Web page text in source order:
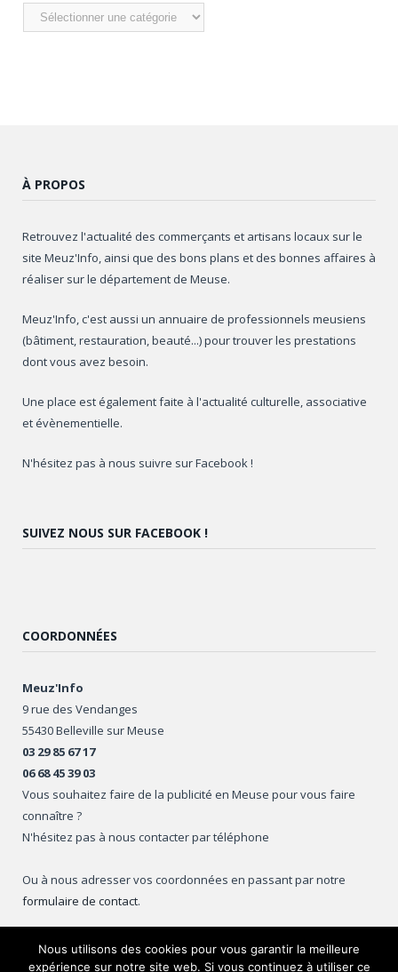
Nos
articles
À PROPOS
Retrouvez l'actualité des commerçants et artisans locaux sur le
site Meuz'Info, ainsi que des bons plans et des bonnes affaires à
réaliser sur le département de Meuse.
Meuz'Info, c'est aussi un annuaire de professionnels meusiens
(bâtiment, restauration, beauté...) pour trouver les prestations
dont vous avez besoin.
Une place est également faite à l'actualité culturelle, associative
et évènementielle.
N'hésitez pas à nous suivre sur Facebook !
SUIVEZ NOUS SUR FACEBOOK !
COORDONNÉES
Meuz'Info
9 rue des Vendanges
55430 Belleville sur Meuse
03 29 85 67 17
06 68 45 39 03
Vous souhaitez faire de la publicité en Meuse pour vous faire
connaître ?
N'hésitez pas à nous contacter par téléphone
Ou à nous adresser vos coordonnées en passant par notre
formulaire de contact.
Nous utilisons des cookies pour vous garantir la meilleure
expérience sur notre site web. Si vous continuez à utiliser ce